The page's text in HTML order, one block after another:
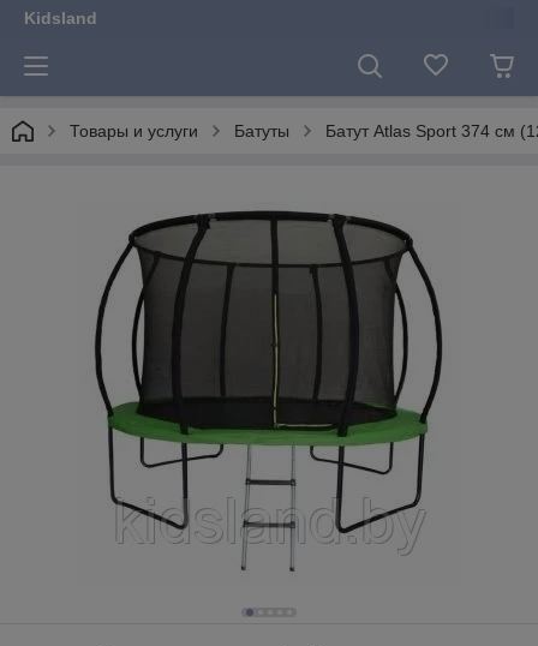
Kidsland
Товары и услуги Батуты Батут Atlas Sport 374 см